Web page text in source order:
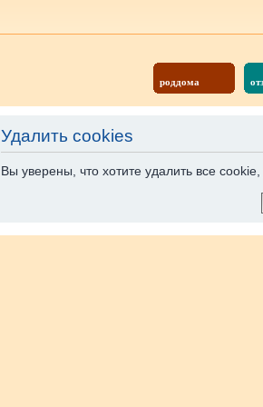
роддома
Удалить cookies
Вы уверены, что хотите удалить все